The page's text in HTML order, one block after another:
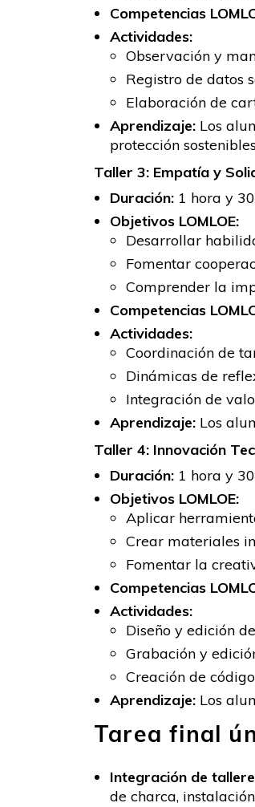
Competencias
Actividades:
Observación y
Registro de datos
Elaboración de
Aprendizaje: Los
protección
Taller 3: Empatía y
Duración: 1 hora y
Objetivos LOMLOE:
Desarrollar
Fomentar
Comprender la
Competencias
Actividades:
Coordinación de
Dinámicas de
Integración de
Aprendizaje: Los
Taller 4: Innovación
Duración: 1 hora y
Objetivos LOMLOE:
Aplicar
Crear materiales
Fomentar la
Competencias
Actividades:
Diseño y edición
Grabación y
Creación de
Aprendizaje: Los
Tarea final
Integración de
de charca,